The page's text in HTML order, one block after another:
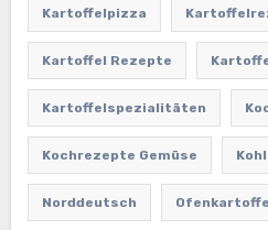
Kartoffelpizza
Kartoffel Rezepte
Kartoffelspezialitäten
Kochrezepte Gemüse
Norddeutsch